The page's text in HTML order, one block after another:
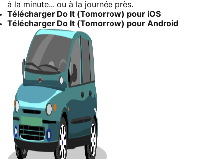
à la minute... ou à la journée près.
Télécharger Do It (Tomorrow) pour iOS
Télécharger Do It (Tomorrow) pour Android